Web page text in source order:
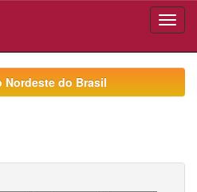
Nordeste do Brasil